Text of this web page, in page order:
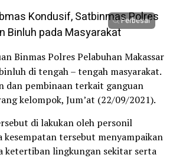
Perbesar
Binmas Polres Pelabuhan Makassar
di tengah – tengah masyarakat.
dan pembinaan terkait ganguan
kelompok, Jum’at (22/09/2021).
di lakukan oleh personil
kesempatan tersebut menyampaikan
ketertiban lingkungan sekitar serta